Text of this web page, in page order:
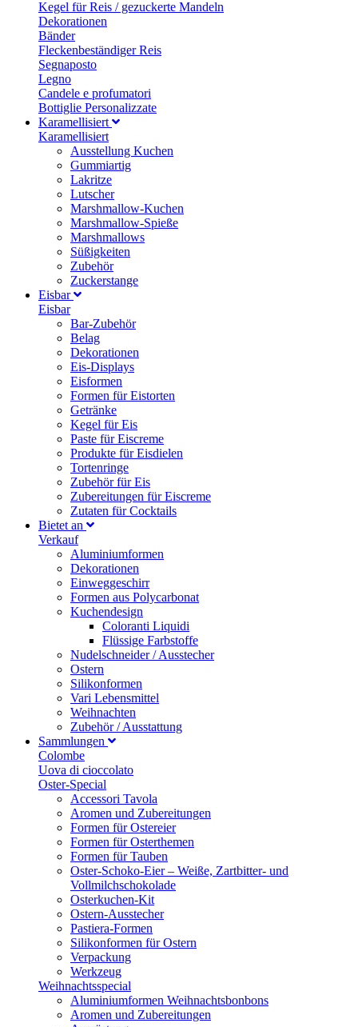
Kegel für Reis / gezuckerte Mandeln
Dekorationen
Bänder
Fleckenbeständiger Reis
Segnaposto
Legno
Candele e profumatori
Bottiglie Personalizzate
Karamellisiert
Karamellisiert
Ausstellung Kuchen
Gummiartig
Lakritze
Lutscher
Marshmallow-Kuchen
Marshmallow-Spieße
Marshmallows
Süßigkeiten
Zubehör
Zuckerstange
Eisbar
Eisbar
Bar-Zubehör
Belag
Dekorationen
Eis-Displays
Eisformen
Formen für Eistorten
Getränke
Kegel für Eis
Paste für Eiscreme
Produkte für Eisdielen
Tortenringe
Zubehör für Eis
Zubereitungen für Eiscreme
Zutaten für Cocktails
Bietet an
Verkauf
Aluminiumformen
Dekorationen
Einweggeschirr
Formen aus Polycarbonat
Kuchendesign
Coloranti Liquidi
Flüssige Farbstoffe
Nudelschneider / Ausstecher
Ostern
Silikonformen
Vari Lebensmittel
Weihnachten
Zubehör / Ausstattung
Sammlungen
Colombe
Uova di cioccolato
Oster-Special
Accessori Tavola
Aromen und Zubereitungen
Formen für Ostereier
Formen für Osterthemen
Formen für Tauben
Oster-Schoko-Eier – Weiße, Zartbitter- und
Vollmilchschokolade
Osterkuchen-Kit
Ostern-Ausstecher
Pastiera-Formen
Silikonformen für Ostern
Verpackung
Werkzeug
Weihnachtsspecial
Aluminiumformen Weihnachtsbonbons
Aromen und Zubereitungen